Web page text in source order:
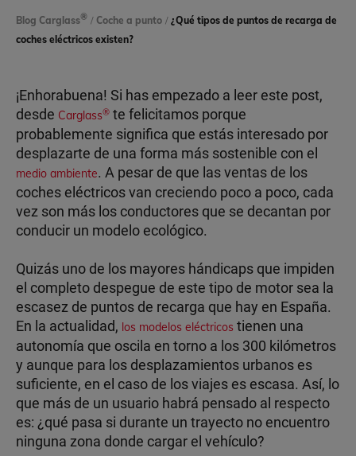
Blog Carglass® / Coche a punto / ¿Qué tipos de puntos de recarga de
coches eléctricos existen?
¡Enhorabuena! Si has empezado a leer este post,
desde Carglass® te felicitamos porque
probablemente significa que estás interesado por
desplazarte de una forma más sostenible con el
medio ambiente. A pesar de que las ventas de los
coches eléctricos van creciendo poco a poco, cada
vez son más los conductores que se decantan por
conducir un modelo ecológico.
Quizás uno de los mayores hándicaps que impiden
el completo despegue de este tipo de motor sea la
escasez de puntos de recarga que hay en España.
En la actualidad, los modelos eléctricos tienen una
autonomía que oscila en torno a los 300 kilómetros
y aunque para los desplazamientos urbanos es
suficiente, en el caso de los viajes es escasa. Así, lo
que más de un usuario habrá pensado al respecto
es: ¿qué pasa si durante un trayecto no encuentro
ninguna zona donde cargar el vehículo?